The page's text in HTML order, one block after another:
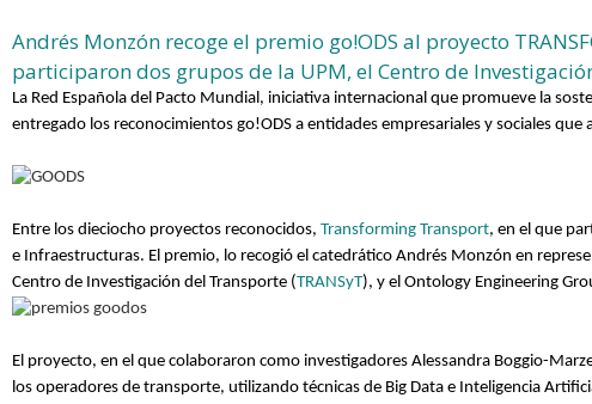
Andrés Monzón recoge el premio go!ODS al proyecto
participaron dos grupos de la UPM, el Centro de
La Red Española del Pacto Mundial, iniciativa internacional que promueve la
entregado los reconocimientos go!ODS a entidades empresariales y sociales
Entre los dieciocho proyectos reconocidos, Transforming Transport, en el que
e Infraestructuras. El premio, lo recogió el catedrático Andrés Monzón en
Centro de Investigación del Transporte (TRANSyT), y el Ontology Engineering
El proyecto, en el que colaboraron como investigadores Alessandra Boggio-
los operadores de transporte, utilizando técnicas de Big Data e Inteligencia